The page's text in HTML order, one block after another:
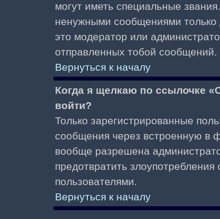
могут иметь специальные
ненужными сообщениями только
это модератор или
отправленных тобой сообщений.
Вернуться к началу
Когда я щелкаю по ссылочке
войти?
Только зарегистрированные
сообщения через встроенную в
вообще разрешена
предотвратить
пользователями.
Вернуться к началу